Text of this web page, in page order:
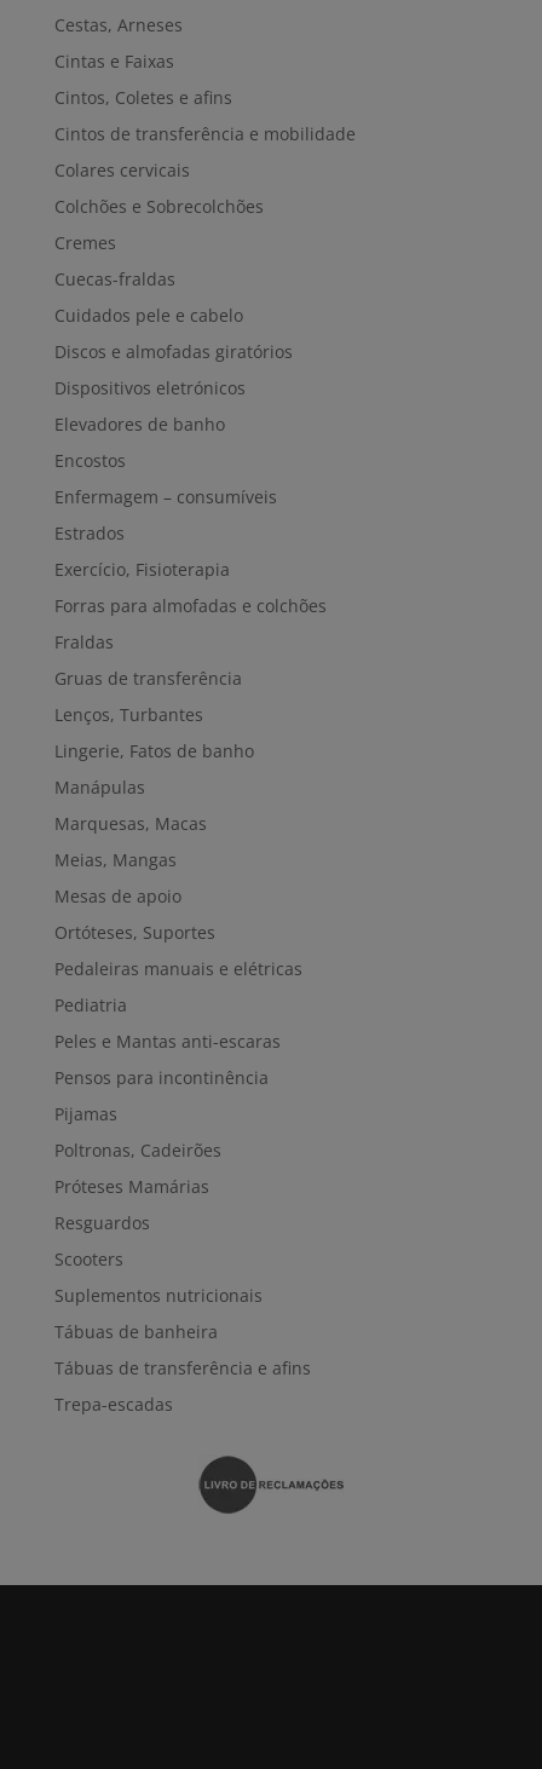
Cestas, Arneses
Cintas e Faixas
Cintos, Coletes e afins
Cintos de transferência e mobilidade
Colares cervicais
Colchões e Sobrecolchões
Cremes
Cuecas-fraldas
Cuidados pele e cabelo
Discos e almofadas giratórios
Dispositivos eletrónicos
Elevadores de banho
Encostos
Enfermagem – consumíveis
Estrados
Exercício, Fisioterapia
Forras para almofadas e colchões
Fraldas
Gruas de transferência
Lenços, Turbantes
Lingerie, Fatos de banho
Manápulas
Marquesas, Macas
Meias, Mangas
Mesas de apoio
Ortóteses, Suportes
Pedaleiras manuais e elétricas
Pediatria
Peles e Mantas anti-escaras
Pensos para incontinência
Pijamas
Poltronas, Cadeirões
Próteses Mamárias
Resguardos
Scooters
Suplementos nutricionais
Tábuas de banheira
Tábuas de transferência e afins
Trepa-escadas